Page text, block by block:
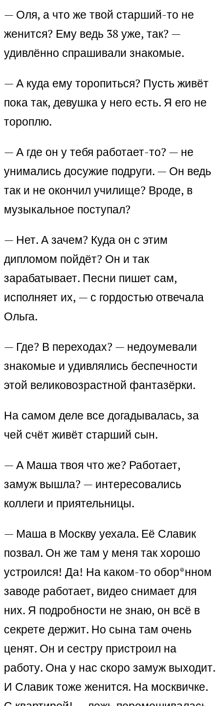
— Оля, а что же твой старший-то не
женится? Ему ведь 38 уже, так? —
удивлённо спрашивали знакомые.
— А куда ему торопиться? Пусть живёт
пока так, девушка у него есть. Я его не
тороплю.
— А где он у тебя работает-то? — не
унимались досужие подруги. — Он ведь
так и не окончил училище? Вроде, в
музыкальное поступал?
— Нет. А зачем? Куда он с этим
дипломом пойдёт? Он и так
зарабатывает. Песни пишет сам,
исполняет их, — с гордостью отвечала
Ольга.
— Где? В переходах? — недоумевали
знакомые и удивлялись беспечности
этой великовозрастной фантазёрки.
На самом деле все догадывалась, за
чей счёт живёт старший сын.
— А Маша твоя что же? Работает,
замуж вышла? — интересовались
коллеги и приятельницы.
— Маша в Москву уехала. Её Славик
позвал. Он же там у меня так хорошо
устроился! Да! На каком-то обор*нном
заводе работает, видео снимает для
них. Я подробности не знаю, он всё в
секрете держит. Но сына там очень
ценят. Он и сестру пристроил на
работу. Она у нас скоро замуж выходит.
И Славик тоже женится. На москвичке.